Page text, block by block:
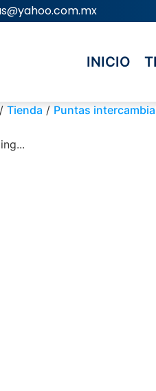
INICIO
/ Tienda / Puntas